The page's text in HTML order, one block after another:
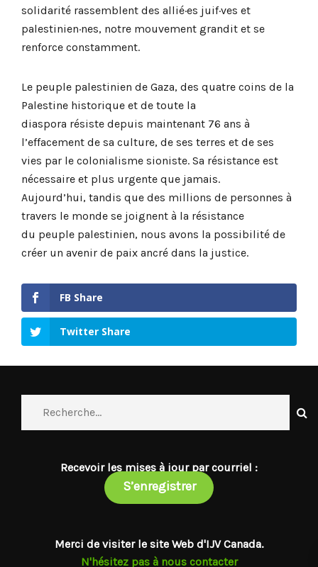
solidarité rassemblent des allié·es juif·ves et
palestinien·nes, notre mouvement grandit et se
renforce constamment.
Le peuple palestinien de Gaza, des quatre coins de la
Palestine historique et de toute la
diaspora résiste depuis maintenant 76 ans à
l’effacement de sa culture, de ses terres et de ses
vies par le colonialisme sioniste. Sa résistance est
nécessaire et plus urgente que jamais.
Aujourd’hui, tandis que des millions de personnes à
travers le monde se joignent à la résistance
du peuple palestinien, nous avons la possibilité de
créer un avenir de paix ancré dans la justice.
FB Share
Twitter Share
Recevoir les mises à jour par courriel :
S’enregistrer
Merci de visiter le site Web d'IJV Canada.
N'hésitez pas à nous contacter